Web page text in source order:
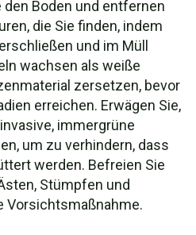
den Boden und entfernen
die Sie finden, indem
und im Müll
wachsen als weiße
zersetzen, bevor
erreichen. Erwägen Sie,
immergrüne
um zu verhindern, dass
werden. Befreien Sie
Stümpfen und
Vorsichtsmaßnahme.